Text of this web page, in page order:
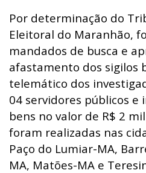
Por determinação do
Eleitoral do Maranhão,
mandados de busca e
afastamento dos sigilos
telemático dos
04 servidores públicos
bens no valor de R$ 2
foram realizadas nas
Paço do Lumiar-MA,
MA, Matões-MA e